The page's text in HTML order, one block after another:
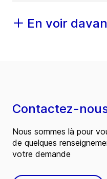
En voir
Contactez-
Nous sommes là pour
de quelques
votre demande